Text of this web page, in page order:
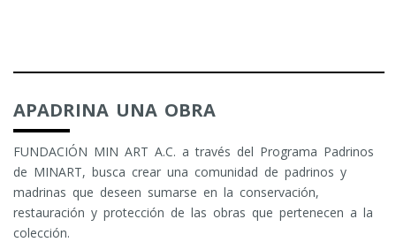
APADRINA UNA OBRA
FUNDACIÓN MIN ART A.C. a través del Programa Padrinos
de MINART, busca crear una comunidad de padrinos y
madrinas que deseen sumarse en la conservación,
restauración y protección de las obras que pertenecen a la
colección.